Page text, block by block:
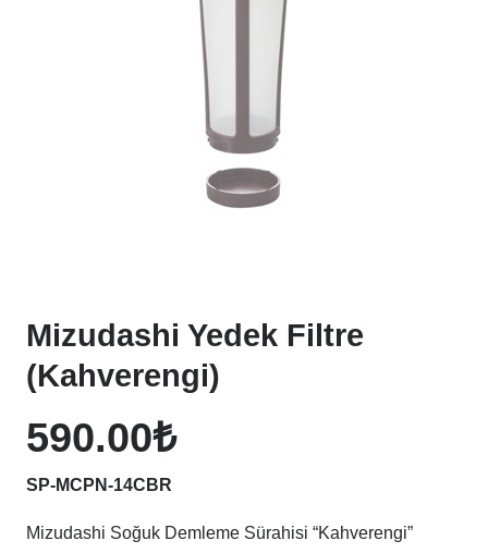
Mizudashi Yedek Filtre
(Kahverengi)
590.00₺
SP-MCPN-14CBR
Mizudashi Soğuk Demleme Sürahisi “Kahverengi”